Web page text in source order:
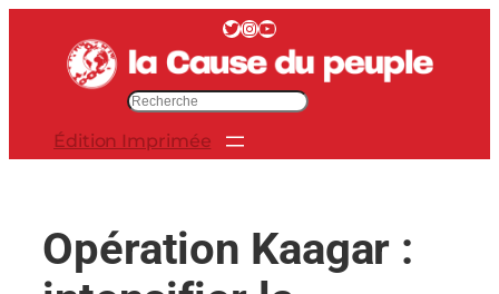
contenu
Twitter InstagramYouTube
c
Édition Imprimée
Opération Kaagar :